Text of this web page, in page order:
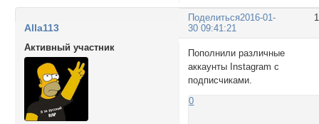
Поделиться2016-01-
30 09:41:21
Alla113
Активный участник
Пополнили различные
аккаунты Instagram с
подписчиками.
0